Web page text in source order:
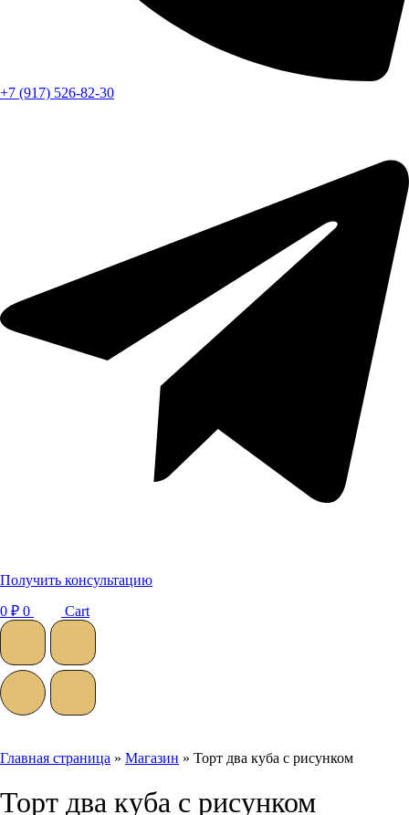
+7 (917) 526-82-30
Получить консультацию
0 ₽ 0 Cart
Главная страница » Магазин » Торт два куба с рисунком
Торт два куба с рисунком